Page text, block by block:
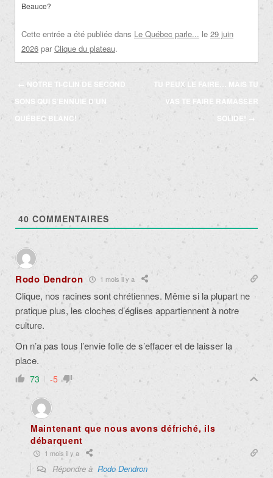
Beauce?
Cette entrée a été publiée dans Le Québec parle... le 29 juin
2026 par Clique du plateau.
Navigation
des
articles
← NOTRE TI-CLIN DE SECOND
SONS QUI S’ENNUIE D’UN
QUÉBEC BLANC!
TU PEUX LE FAIRE… MAIS TU
VAS TE FAIRE RAMASSER
SOLIDE! →
40 COMMENTAIRES
Rodo Dendron 1 mois il y a
Clique, nos racines sont chrétiennes. Même si la plupart ne
pratique plus, les cloches d’églises appartiennent à notre
culture.
On n’a pas tous l’envie folle de s’effacer et de laisser la
place.
73 -5
Maintenant que nous avons défriché, ils
débarquent
1 mois il y a
Répondre à Rodo Dendron